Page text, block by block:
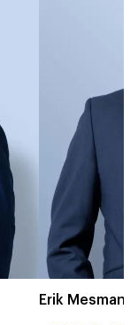
Erik Mesman